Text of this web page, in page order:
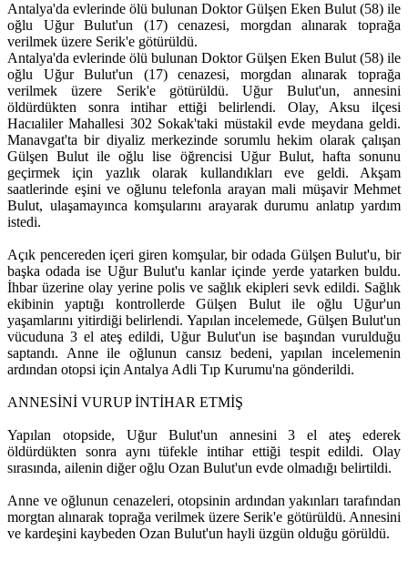
Antalya'da evlerinde ölü bulunan Doktor Gülşen Eken Bulut (58) ile
oğlu Uğur Bulut'un (17) cenazesi, morgdan alınarak toprağa
verilmek üzere Serik'e götürüldü.
Antalya'da evlerinde ölü bulunan Doktor Gülşen Eken Bulut (58) ile
oğlu Uğur Bulut'un (17) cenazesi, morgdan alınarak toprağa
verilmek üzere Serik'e götürüldü. Uğur Bulut'un, annesini
öldürdükten sonra intihar ettiği belirlendi. Olay, Aksu ilçesi
Hacıaliler Mahallesi 302 Sokak'taki müstakil evde meydana geldi.
Manavgat'ta bir diyaliz merkezinde sorumlu hekim olarak çalışan
Gülşen Bulut ile oğlu lise öğrencisi Uğur Bulut, hafta sonunu
geçirmek için yazlık olarak kullandıkları eve geldi. Akşam
saatlerinde eşini ve oğlunu telefonla arayan mali müşavir Mehmet
Bulut, ulaşamayınca komşularını arayarak durumu anlatıp yardım
istedi.
Açık pencereden içeri giren komşular, bir odada Gülşen Bulut'u, bir
başka odada ise Uğur Bulut'u kanlar içinde yerde yatarken buldu.
İhbar üzerine olay yerine polis ve sağlık ekipleri sevk edildi. Sağlık
ekibinin yaptığı kontrollerde Gülşen Bulut ile oğlu Uğur'un
yaşamlarını yitirdiği belirlendi. Yapılan incelemede, Gülşen Bulut'un
vücuduna 3 el ateş edildi, Uğur Bulut'un ise başından vurulduğu
saptandı. Anne ile oğlunun cansız bedeni, yapılan incelemenin
ardından otopsi için Antalya Adli Tıp Kurumu'na gönderildi.
ANNESİNİ VURUP İNTİHAR ETMİŞ
Yapılan otopside, Uğur Bulut'un annesini 3 el ateş ederek
öldürdükten sonra aynı tüfekle intihar ettiği tespit edildi. Olay
sırasında, ailenin diğer oğlu Ozan Bulut'un evde olmadığı belirtildi.
Anne ve oğlunun cenazeleri, otopsinin ardından yakınları tarafından
morgtan alınarak toprağa verilmek üzere Serik'e götürüldü. Annesini
ve kardeşini kaybeden Ozan Bulut'un hayli üzgün olduğu görüldü.